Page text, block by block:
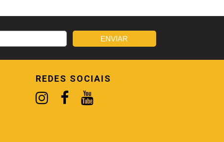
REDES SOCIAIS